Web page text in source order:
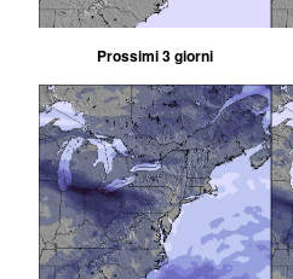
Prossimi 3 giorni